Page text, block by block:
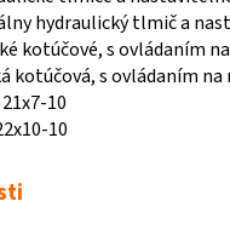
hydraulický tlmič a
kotúčové, s ovládaním
kotúčová, s ovládaním na
10
10